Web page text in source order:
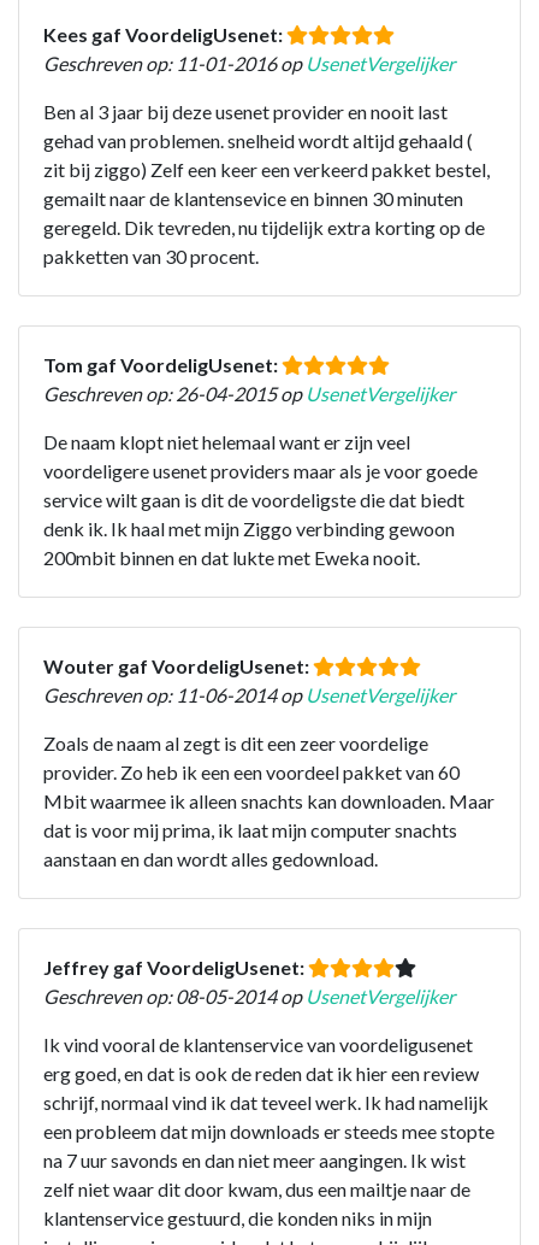
Kees gaf VoordeligUsenet:
Geschreven op: 11-01-2016 op UsenetVergelijker
Ben al 3 jaar bij deze usenet provider en nooit last
gehad van problemen. snelheid wordt altijd gehaald (
zit bij ziggo) Zelf een keer een verkeerd pakket bestel,
gemailt naar de klantensevice en binnen 30 minuten
geregeld. Dik tevreden, nu tijdelijk extra korting op de
pakketten van 30 procent.
Tom gaf VoordeligUsenet:
Geschreven op: 26-04-2015 op UsenetVergelijker
De naam klopt niet helemaal want er zijn veel
voordeligere usenet providers maar als je voor goede
service wilt gaan is dit de voordeligste die dat biedt
denk ik. Ik haal met mijn Ziggo verbinding gewoon
200mbit binnen en dat lukte met Eweka nooit.
Wouter gaf VoordeligUsenet:
Geschreven op: 11-06-2014 op UsenetVergelijker
Zoals de naam al zegt is dit een zeer voordelige
provider. Zo heb ik een een voordeel pakket van 60
Mbit waarmee ik alleen snachts kan downloaden. Maar
dat is voor mij prima, ik laat mijn computer snachts
aanstaan en dan wordt alles gedownload.
Jeffrey gaf VoordeligUsenet:
Geschreven op: 08-05-2014 op UsenetVergelijker
Ik vind vooral de klantenservice van voordeligusenet
erg goed, en dat is ook de reden dat ik hier een review
schrijf, normaal vind ik dat teveel werk. Ik had namelijk
een probleem dat mijn downloads er steeds mee stopte
na 7 uur savonds en dan niet meer aangingen. Ik wist
zelf niet waar dit door kwam, dus een mailtje naar de
klantenservice gestuurd, die konden niks in mijn